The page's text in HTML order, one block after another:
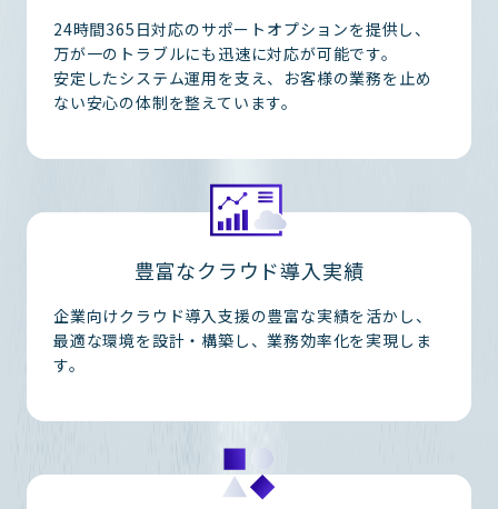
24時間365日対応のサポートオプションを提供し、
万が一のトラブルにも迅速に対応が可能です。
安定したシステム運用を支え、お客様の業務を止め
ない安心の体制を整えています。
豊富なクラウド導入実績
企業向けクラウド導入支援の豊富な実績を活かし、
最適な環境を設計・構築し、業務効率化を実現しま
す。